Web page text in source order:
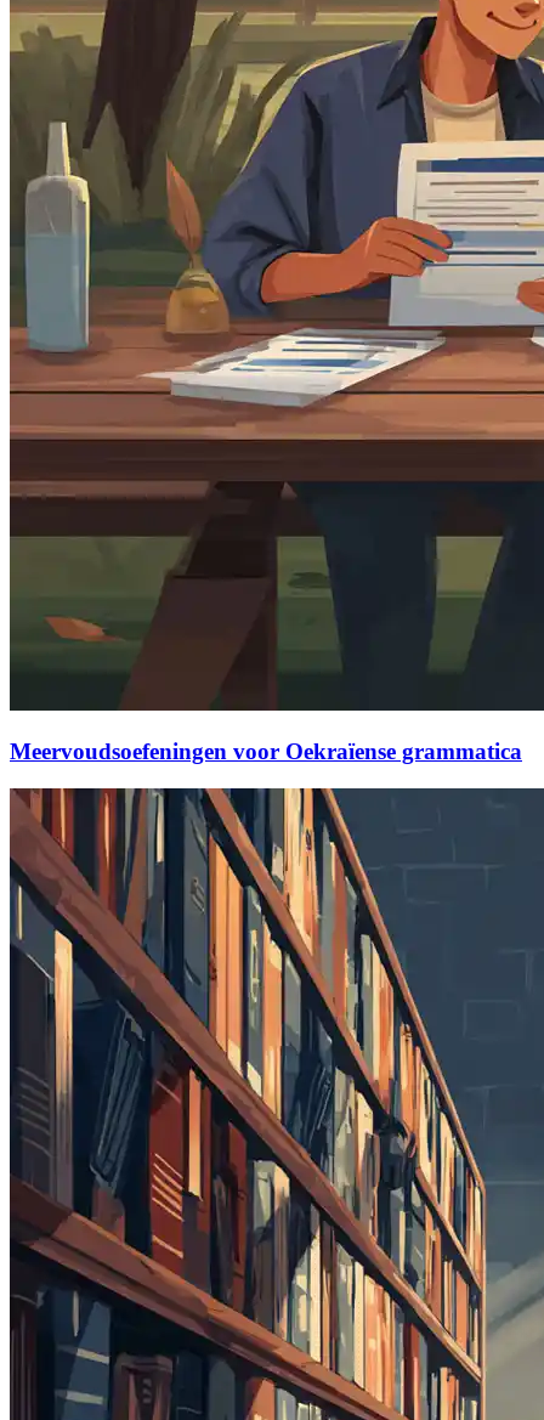
Meervoudsoefeningen voor Oekraïense grammatica